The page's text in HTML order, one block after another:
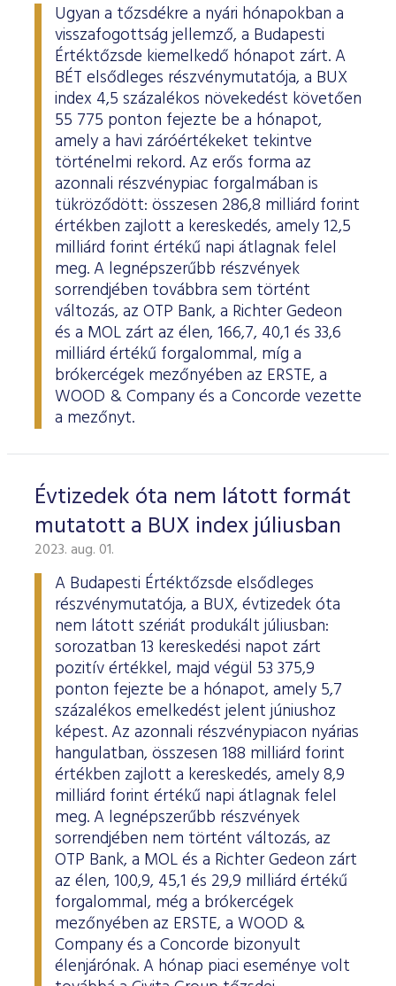
Ugyan a tőzsdékre a nyári hónapokban a
visszafogottság jellemző, a Budapesti
Értéktőzsde kiemelkedő hónapot zárt. A
BÉT elsődleges részvénymutatója, a BUX
index 4,5 százalékos növekedést követően
55 775 ponton fejezte be a hónapot,
amely a havi záróértékeket tekintve
történelmi rekord. Az erős forma az
azonnali részvénypiac forgalmában is
tükröződött: összesen 286,8 milliárd forint
értékben zajlott a kereskedés, amely 12,5
milliárd forint értékű napi átlagnak felel
meg. A legnépszerűbb részvények
sorrendjében továbbra sem történt
változás, az OTP Bank, a Richter Gedeon
és a MOL zárt az élen, 166,7, 40,1 és 33,6
milliárd értékű forgalommal, míg a
brókercégek mezőnyében az ERSTE, a
WOOD & Company és a Concorde vezette
a mezőnyt.
Évtizedek óta nem látott formát
mutatott a BUX index júliusban
2023. aug. 01.
A Budapesti Értéktőzsde elsődleges
részvénymutatója, a BUX, évtizedek óta
nem látott szériát produkált júliusban:
sorozatban 13 kereskedési napot zárt
pozitív értékkel, majd végül 53 375,9
ponton fejezte be a hónapot, amely 5,7
százalékos emelkedést jelent júniushoz
képest. Az azonnali részvénypiacon nyárias
hangulatban, összesen 188 milliárd forint
értékben zajlott a kereskedés, amely 8,9
milliárd forint értékű napi átlagnak felel
meg. A legnépszerűbb részvények
sorrendjében nem történt változás, az
OTP Bank, a MOL és a Richter Gedeon zárt
az élen, 100,9, 45,1 és 29,9 milliárd értékű
forgalommal, még a brókercégek
mezőnyében az ERSTE, a WOOD &
Company és a Concorde bizonyult
élenjárónak. A hónap piaci eseménye volt